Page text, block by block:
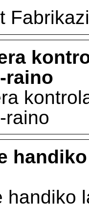
raino
raino
handiko